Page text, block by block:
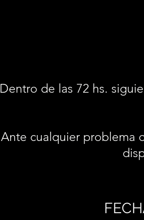
Dentro de las 72 hs.
Ante cualquier problema